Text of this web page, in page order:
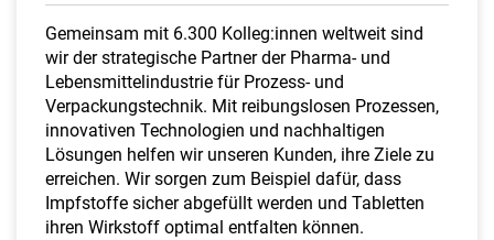
c
Gemeinsam mit 6.300 Kolleg:innen weltweit sind
wir der strategische Partner der Pharma- und
Lebensmittelindustrie für Prozess- und
Verpackungstechnik. Mit reibungslosen Prozessen,
innovativen Technologien und nachhaltigen
Lösungen helfen wir unseren Kunden, ihre Ziele zu
erreichen. Wir sorgen zum Beispiel dafür, dass
Impfstoffe sicher abgefüllt werden und Tabletten
ihren Wirkstoff optimal entfalten können.